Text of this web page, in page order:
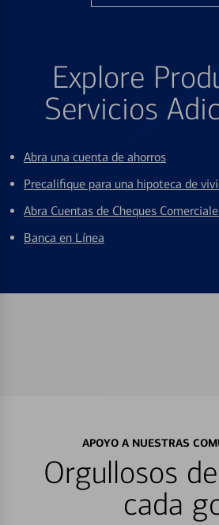
Explore
Servicios
Abra una cuenta de ahorros
Precalifique para una hipoteca de
Abra Cuentas de Cheques
Banca en Línea
APOYO A NUESTRAS
Orgullosos
cada